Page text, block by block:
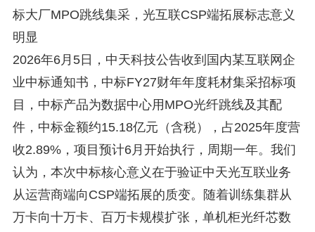
标大厂MPO跳线集采，光互联CSP端拓展标志意义
明显
2026年6月5日，中天科技公告收到国内某互联网企
业中标通知书，中标FY27财年年度耗材集采招标项
目，中标产品为数据中心用MPO光纤跳线及其配
件，中标金额约15.18亿元（含税），占2025年度营
收2.89%，项目预计6月开始执行，周期一年。我们
认为，本次中标核心意义在于验证中天光互联业务
从运营商端向CSP端拓展的质变。随着训练集群从
万卡向十万卡、百万卡规模扩张，单机柜光纤芯数